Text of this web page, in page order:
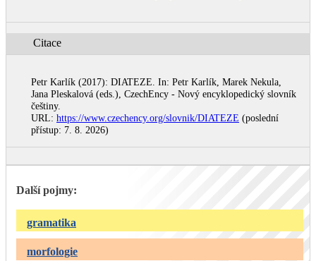
Citace
Petr Karlík (2017): DIATEZE. In: Petr Karlík, Marek Nekula,
Jana Pleskalová (eds.), CzechEncy - Nový encyklopedický slovník
češtiny.
URL: https://www.czechency.org/slovnik/DIATEZE (poslední
přístup: 7. 8. 2026)
Další pojmy:
gramatika
morfologie